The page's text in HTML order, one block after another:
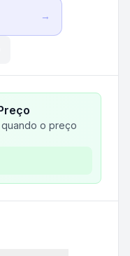
→
o preço